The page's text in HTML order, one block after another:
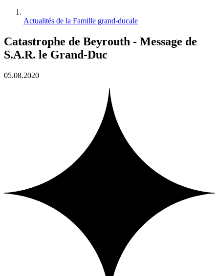
Actualités de la Famille grand-ducale
Catastrophe de Beyrouth - Message de
S.A.R. le Grand-Duc
05.08.2020